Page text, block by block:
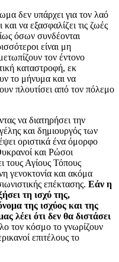
δεν υπάρχει για τον λαό
να εξασφαλίζει τις ζωές
όσων συνδέονται
είναι μη
τον έντονο
καταστροφή, εκ
το μήνυμα και να
πλουτίσει από τον πόλεμο
να διατηρήσει την
και δημιουργός των
οριστικά ένα όμορφο
και Ρώσοι
τους Αγίους Τόπους
γενοκτονία και ακόμα
επέκτασης. Εάν η
τη ισχύ της,
της ισχύος και της
λέει ότι δεν θα διστάσει
τον κόσμο το γνωρίζουν
επιτέλους το